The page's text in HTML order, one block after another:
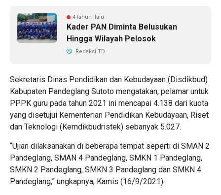
4 tahun lalu
Kader PAN Diminta Belusukan
Hingga Wilayah Pelosok
Redaksi TD
Sekretaris Dinas Pendidikan dan Kebudayaan (Disdikbud)
Kabupaten Pandeglang Sutoto mengatakan, pelamar untuk
PPPK guru pada tahun 2021 ini mencapai 4.138 dari kuota
yang disetujui Kementerian Pendidikan Kebudayaan, Riset
dan Teknologi (Kemdikbudristek) sebanyak 5.027.
“Ujian dilaksanakan di beberapa tempat seperti di SMAN 2
Pandeglang, SMAN 4 Pandeglang, SMKN 1 Pandeglang,
SMKN 2 Pandeglang, SMKN 3 Pandeglang dan SMKN 4
Pandeglang,” ungkapnya, Kamis (16/9/2021).